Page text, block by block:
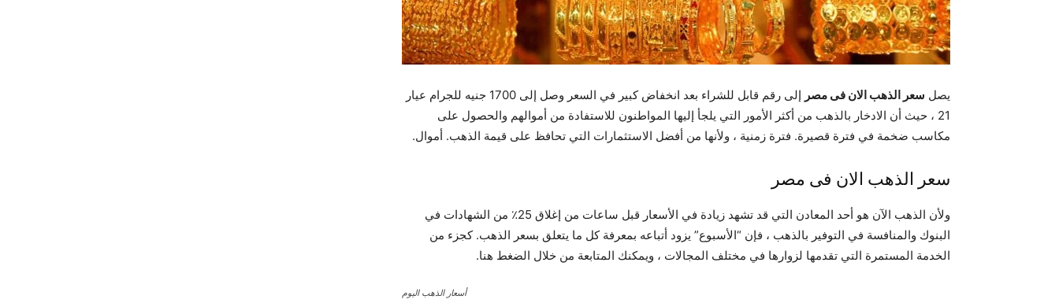
يصل سعر الذهب الان فى مصر
إلى رقم قابل للشراء بعد انخفاض كبير في السعر وصل إلى 1700 جنيه للجرام عيار
21 ، حيث أن الادخار بالذهب من أكثر الأمور التي يلجأ إليها المواطنون للاستفادة من أموالهم والحصول على
مكاسب ضخمة في فترة قصيرة. فترة زمنية ، ولأنها من أفضل الاستثمارات التي تحافظ على قيمة الذهب. أموال.
سعر الذهب الان فى مصر
ولأن الذهب الآن هو أحد المعادن التي قد تشهد زيادة في الأسعار قبل ساعات من إغلاق 25٪ من الشهادات في
البنوك والمنافسة في التوفير بالذهب ، فإن “الأسبوع” يزود أتباعه بمعرفة كل ما يتعلق بسعر الذهب. كجزء من
الخدمة المستمرة التي تقدمها لزوارها في مختلف المجالات ، ويمكنك المتابعة من خلال الضغط هنا.
أسعار الذهب اليوم